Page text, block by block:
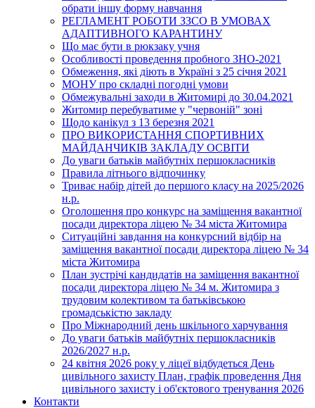
обрати іншу форму навчання
РЕГЛАМЕНТ РОБОТИ ЗЗСО В УМОВАХ
АДАПТИВНОГО КАРАНТИНУ
Що має бути в рюкзаку учня
Особливості проведення пробного ЗНО-2021
Обмеження, які діють в Україні з 25 січня 2021
МОНУ про складні погодні умови
Обмежувальні заходи в Житомирі до 30.04.2021
Житомир перебуватиме у "червоній" зоні
Щодо канікул з 13 березня 2021
ПРО ВИКОРИСТАННЯ СПОРТИВНИХ
МАЙДАНЧИКІВ ЗАКЛАДУ ОСВІТИ
До уваги батьків майбутніх першокласників
Правила літнього відпочинку
Триває набір дітей до першого класу на 2025/2026
н.р.
Оголошення про конкурс на заміщення вакантної
посади директора ліцею № 34 міста Житомира
Ситуаційні завдання на конкурсний відбір на
заміщення вакантної посади директора ліцею № 34
міста Житомира
План зустрічі кандидатів на заміщення вакантної
посади директора ліцею № 34 м. Житомира з
трудовим колективом та батьківською
громадськістю закладу
Про Міжнародний день шкільного харчування
До уваги батьків майбутніх першокласників
2026/2027 н.р.
24 квітня 2026 року у ліцеї відбудеться День
цивільного захисту План, графік проведення Дня
цивільного захисту і об'єктового тренування 2026
Контакти